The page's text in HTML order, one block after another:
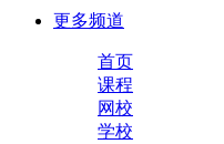
更多频道
首页
课程
网校
学校